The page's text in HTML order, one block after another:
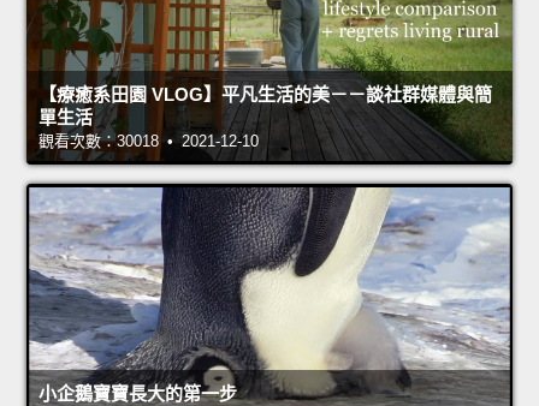
【療癒系田園 VLOG】平凡生活的美－－談社群媒體與簡
單生活
觀看次數：30018 • 2021-12-10
小企鵝寶寶長大的第一步